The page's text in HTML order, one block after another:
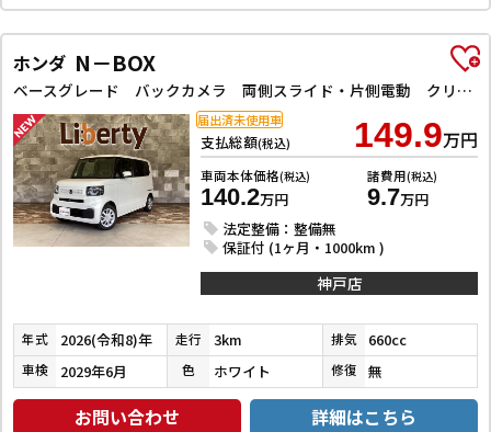
ホンダ N－BOX
ベースグレード バックカメラ 両側スライド・片側電動 クリアランスソナー オートライト スマートキー アイドリングストップ 電動格納ミラー シートヒーター ベンチシート CVT ABS ESC エアコン
支払総額(税込) 149.9万円
車両本体価格(税込)
140.2万円
諸費用(税込)
9.7万円
法定整備：整備無
保証付 (1ヶ月・1000km )
届出済未使用車
神戸店
年式 2026(令和8)年 走行 3km 排気 660cc
車検 2029年6月 色 ホワイト 修復 無
お問い合わせ 詳細はこちら